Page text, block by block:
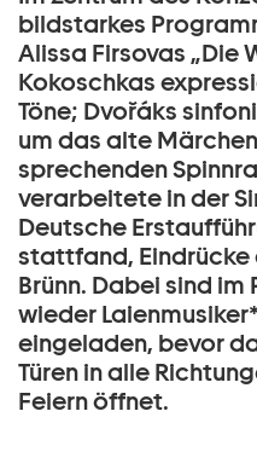
bildstarkes
Alissa Firsovas „Die
Kokoschkas
Töne; Dvořáks
um das alte
sprechenden
verarbeitete in der
Deutsche
stattfand,
Brünn. Dabei sind
wieder
eingeladen, bevor
Türen in alle
Feiern öffnet.